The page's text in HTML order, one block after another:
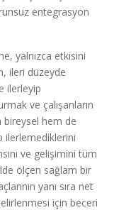
entegrasyon
yalnızca etkisini
ileri düzeyde
ilerleyip
ve çalışanların
bireysel hem de
ilerlemediklerini
ve gelişimini tüm
ölçen sağlam bir
yanı sıra net
için beceri